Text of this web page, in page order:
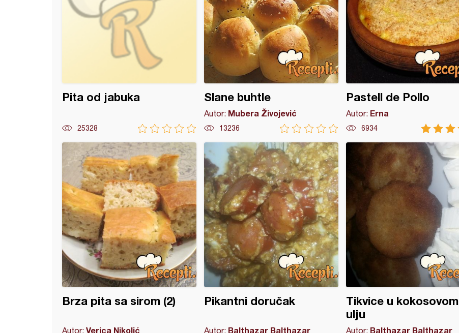
Pita od jabuka
25328
Slane buhtle
Autor: Mubera Živojević
13236
Pastell de Pollo
Autor: Erna
6934
Brza pita sa sirom (2)
Autor: Verica Nikolić
Pikantni doručak
Autor: Balthazar Balthazar
Tikvice u kokosovom
ulju
Autor: Balthazar Balthazar